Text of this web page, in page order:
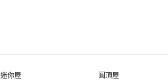
迷你屋
圓頂屋